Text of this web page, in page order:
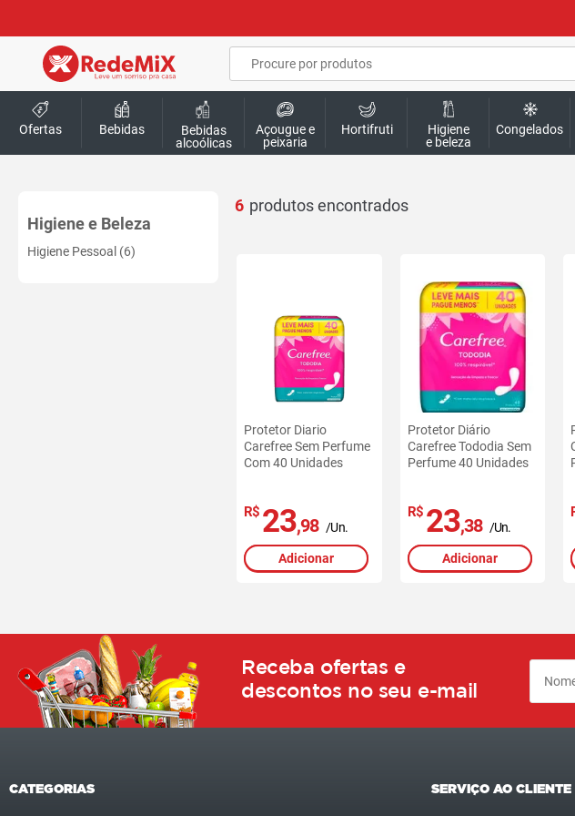
Ofertas Bebidas
Bebidas
alcoólicas
Açougue e
peixaria
Hortifruti
Higiene
e beleza
Congelados
Higiene e Beleza
Higiene Pessoal (6)
6
Protetor Diario
Carefree Sem Perfume
Com 40 Unidades
R$ 23,98 /Un.
Adicionar
Protetor Diário
Carefree Tododia Sem
Perfume 40 Unidades
R$ 23,38 /Un.
Adicionar
Receba ofertas e
descontos no seu e-mail
CATEGORIAS SERVIÇO AO CLIENTE